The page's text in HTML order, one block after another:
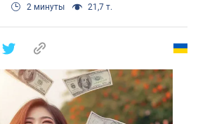
2 минуты 21,7 т.